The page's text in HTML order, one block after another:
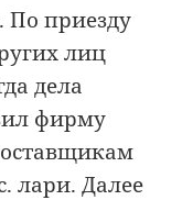
По приезду
лиц
дела
фирму
лари. Далее